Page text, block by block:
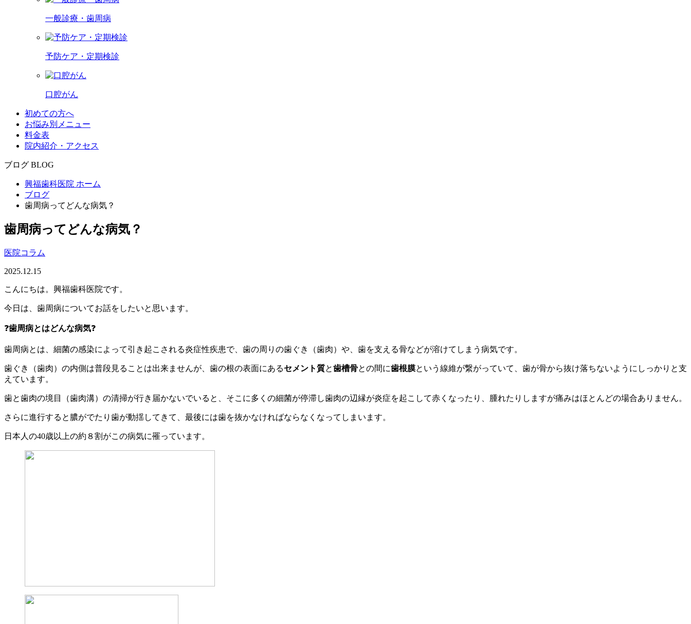
一般診療・歯周病
予防ケア・定期検診
口腔がん
初めての方へ
お悩み別メニュー
料金表
院内紹介・アクセス
ブログ BLOG
興福歯科医院 ホーム
ブログ
歯周病ってどんな病気？
歯周病ってどんな病気？
医院コラム
2025.12.15
こんにちは。興福歯科医院です。
今日は、歯周病についてお話をしたいと思います。
❓歯周病とはどんな病気❓
歯周病とは、細菌の感染によって引き起こされる炎症性疾患で、歯の周りの歯ぐき（歯肉）や、歯を支える骨などが溶けてしまう病気です。
歯ぐき（歯肉）の内側は普段見ることは出来ませんが、歯の根の表面にあるセメント質と歯槽骨との間に歯根膜という線維が繋がっていて、歯が骨から抜け落ちないようにしっかりと支
えています。
歯と歯肉の境目（歯肉溝）の清掃が行き届かないでいると、そこに多くの細菌が停滞し歯肉の辺縁が炎症を起こして赤くなったり、腫れたりしますが痛みはほとんどの場合ありません。
さらに進行すると膿がでたり歯が動揺してきて、最後には歯を抜かなければならなくなってしまいます。
日本人の40歳以上の約８割がこの病気に罹っています。